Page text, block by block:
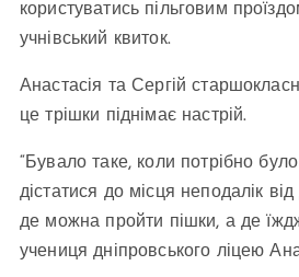
користуватись пільговим
учнівський квиток.
Анастасія та Сергій
це трішки піднімає настрій.
“Бувало таке, коли потрібно
дістатися до місця неподалік
де можна пройти пішки, а де
учениця дніпровського ліцею